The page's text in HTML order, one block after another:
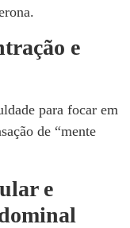
e
para focar em
de “mente
e